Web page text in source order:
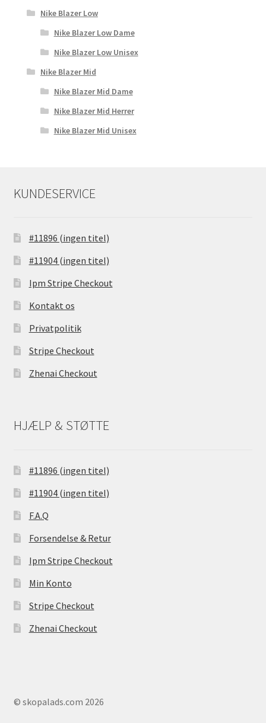
Nike Blazer Low
Nike Blazer Low Dame
Nike Blazer Low Unisex
Nike Blazer Mid
Nike Blazer Mid Dame
Nike Blazer Mid Herrer
Nike Blazer Mid Unisex
KUNDESERVICE
#11896 (ingen titel)
#11904 (ingen titel)
Ipm Stripe Checkout
Kontakt os
Privatpolitik
Stripe Checkout
Zhenai Checkout
HJÆLP & STØTTE
#11896 (ingen titel)
#11904 (ingen titel)
F.A.Q
Forsendelse & Retur
Ipm Stripe Checkout
Min Konto
Stripe Checkout
Zhenai Checkout
© skopalads.com 2026